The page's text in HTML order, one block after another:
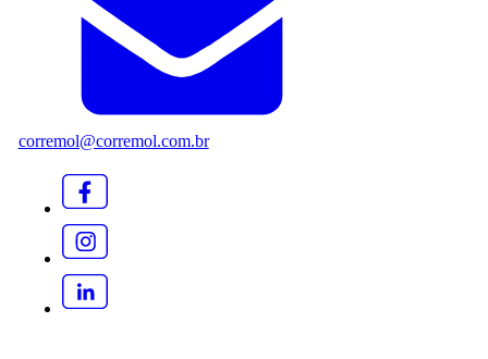
corremol@corremol.com.br